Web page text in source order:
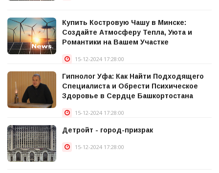
Купить Костровую Чашу в Минске:
Создайте Атмосферу Тепла, Уюта и
Романтики на Вашем Участке
15-12-2024 17:28:00
Гипнолог Уфа: Как Найти Подходящего
Специалиста и Обрести Психическое
Здоровье в Сердце Башкортостана
15-12-2024 17:28:00
Детройт - город-призрак
15-12-2024 17:28:00